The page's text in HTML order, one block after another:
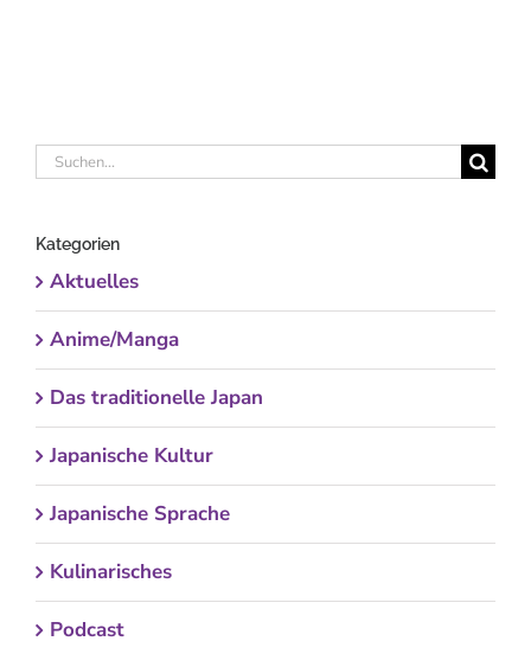
Suche
Kategorien
Aktuelles
Anime/Manga
Das traditionelle Japan
Japanische Kultur
Japanische Sprache
Kulinarisches
Podcast